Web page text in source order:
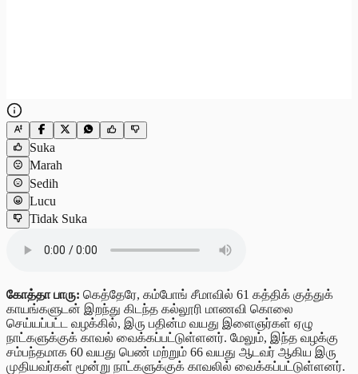
Suka
Marah
Sedih
Lucu
Tidak Suka
கோத்தா பாரு: கெத்தேரே, கம்போங் சீமாவில் 61 கத்திக் குத்துக்
காயங்களுடன் இறந்து கிடந்த கல்லூரி மாணவி கொலை
செய்யப்பட்ட வழக்கில், இரு பதின்ம வயது இளைஞர்கள் ஏழு
நாட்களுக்குக் காவல் வைக்கப்பட்டுள்ளனர். மேலும், இந்த வழக்கு
சம்பந்தமாக 60 வயது பெண் மற்றும் 66 வயது ஆடவர் ஆகிய இரு
முதியவர்கள் மூன்று நாட்களுக்குக் காவலில் வைக்கப்பட்டுள்ளனர்.